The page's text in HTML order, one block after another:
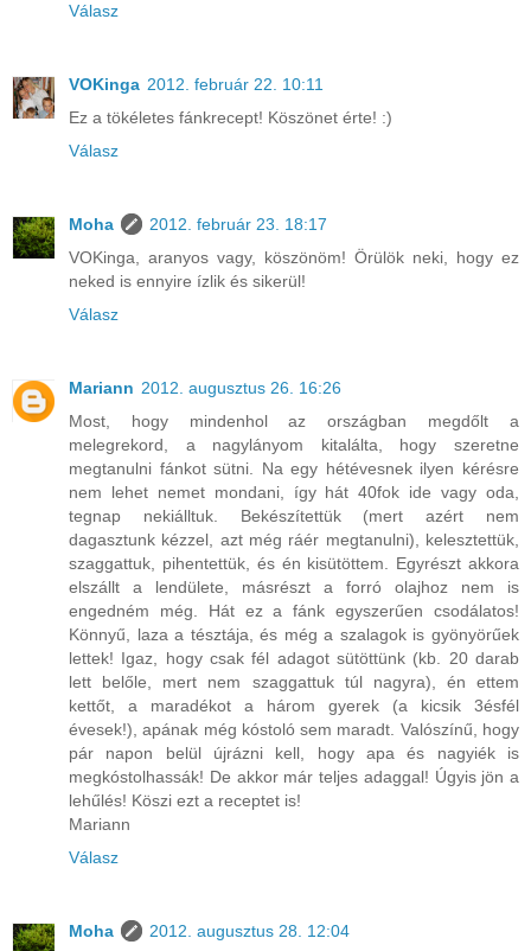
Válasz
VOKinga 2012. február 22. 10:11
Ez a tökéletes fánkrecept! Köszönet érte! :)
Válasz
Moha
2012. február 23. 18:17
VOKinga, aranyos vagy, köszönöm! Örülök neki, hogy ez
neked is ennyire ízlik és sikerül!
Válasz
Mariann 2012. augusztus 26. 16:26
Most, hogy mindenhol az országban megdőlt a
melegrekord, a nagylányom kitalálta, hogy szeretne
megtanulni fánkot sütni. Na egy hétévesnek ilyen kérésre
nem lehet nemet mondani, így hát 40fok ide vagy oda,
tegnap nekiálltuk. Bekészítettük (mert azért nem
dagasztunk kézzel, azt még ráér megtanulni), kelesztettük,
szaggattuk, pihentettük, és én kisütöttem. Egyrészt akkora
elszállt a lendülete, másrészt a forró olajhoz nem is
engedném még. Hát ez a fánk egyszerűen csodálatos!
Könnyű, laza a tésztája, és még a szalagok is gyönyörűek
lettek! Igaz, hogy csak fél adagot sütöttünk (kb. 20 darab
lett belőle, mert nem szaggattuk túl nagyra), én ettem
kettőt, a maradékot a három gyerek (a kicsik 3ésfél
évesek!), apának még kóstoló sem maradt. Valószínű, hogy
pár napon belül újrázni kell, hogy apa és nagyiék is
megkóstolhassák! De akkor már teljes adaggal! Úgyis jön a
lehűlés! Köszi ezt a receptet is!
Mariann
Válasz
Moha
2012. augusztus 28. 12:04